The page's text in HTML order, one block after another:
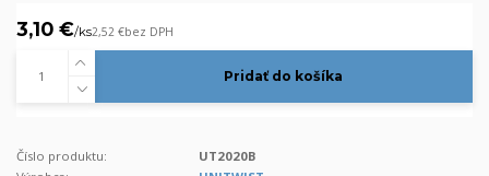
3,10 €/ks2,52 €bez DPH
Pridať do košíka
Číslo produktu:
UT2020B